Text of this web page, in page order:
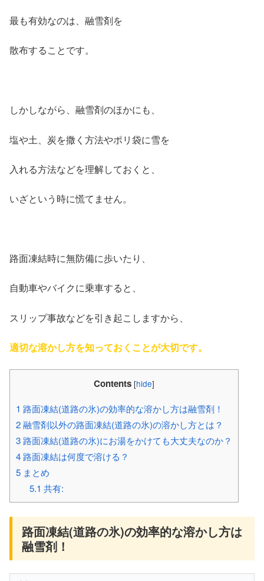
最も有効なのは、融雪剤を
散布することです。
しかしながら、融雪剤のほかにも、
塩や土、炭を撒く方法やポリ袋に雪を
入れる方法などを理解しておくと、
いざという時に慌てません。
路面凍結時に無防備に歩いたり、
自動車やバイクに乗車すると、
スリップ事故などを引き起こしますから、
適切な溶かし方を知っておくことが大切です。
Contents [hide]
1 路面凍結(道路の氷)の効率的な溶かし方は融雪剤！
2融雪剤以外の路面凍結(道路の氷)の溶かし方とは？
3 路面凍結(道路の氷)にお湯をかけても大丈夫なのか？
4 路面凍結は何度で溶ける？
5 まとめ
5.1 共有:
路面凍結(道路の氷)の効率的な溶かし方は
融雪剤！